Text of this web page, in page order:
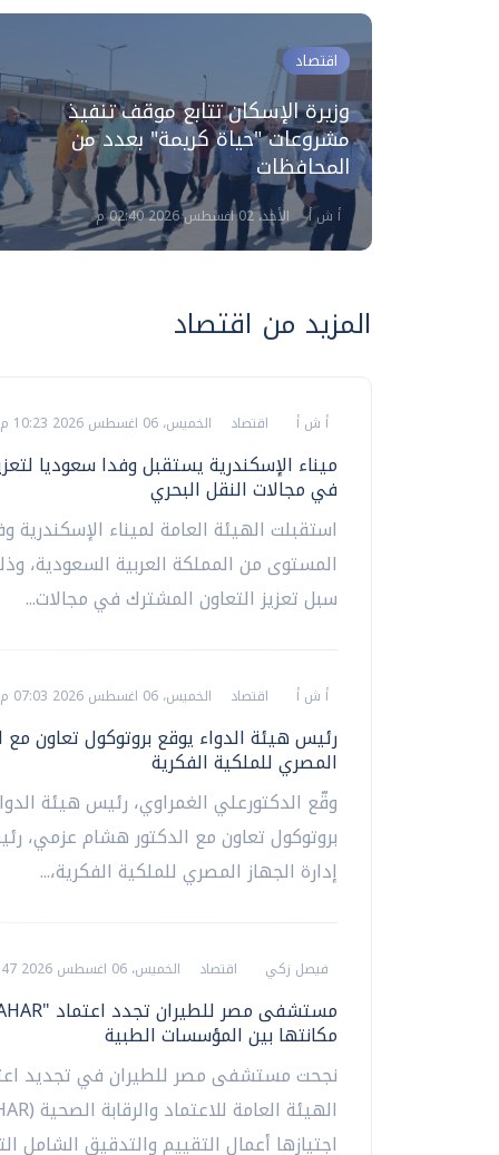
اقتصاد
وزيرة الإسكان تتابع موقف تنفيذ
مشروعات "حياة كريمة" بعدد من
المحافظات
أ ش أ الأحد، 02 اغسطس 2026 02:40 م
المزيد من اقتصاد
أ ش أ اقتصاد الخميس، 06 اغسطس 2026 10:23 م
ميناء الإسكندرية يستقبل وفدا سعوديا
في مجالات النقل البحري
استقبلت الهيئة العامة لميناء الإسكندرية
المستوى من المملكة العربية السعودية،
سبل تعزيز التعاون المشترك في مجالات...
أ ش أ اقتصاد الخميس، 06 اغسطس 2026 07:03 م
رئيس هيئة الدواء يوقع بروتوكول تعاون مع
المصري للملكية الفكرية
وقّع الدكتورعلي الغمراوي، رئيس هيئة
بروتوكول تعاون مع الدكتور هشام عزمي،
إدارة الجهاز المصري للملكية الفكرية،...
فيصل زكي اقتصاد الخميس، 06 اغسطس 2026 06:47 م
مكانتها بين المؤسسات الطبية
نجحت مستشفى مصر للطيران في تجديد
اجتيازها أعمال التقييم والتدقيق الشامل